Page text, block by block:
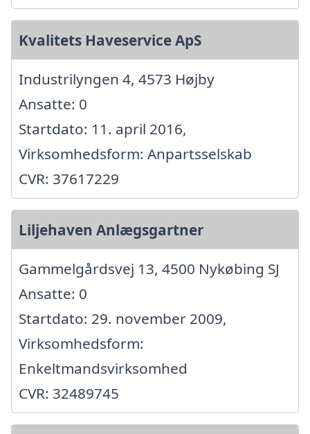
Kvalitets Haveservice ApS
Industrilyngen 4, 4573 Højby
Ansatte: 0
Startdato: 11. april 2016,
Virksomhedsform: Anpartsselskab
CVR: 37617229
Liljehaven Anlægsgartner
Gammelgårdsvej 13, 4500 Nykøbing SJ
Ansatte: 0
Startdato: 29. november 2009,
Virksomhedsform:
Enkeltmandsvirksomhed
CVR: 32489745